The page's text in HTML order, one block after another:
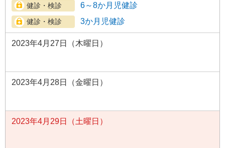
6～8か月児健診
3か月児健診
2023年4月27日（木曜日）
2023年4月28日（金曜日）
2023年4月29日（土曜日）